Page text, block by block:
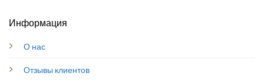
Информация
О нас
Отзывы клиентов